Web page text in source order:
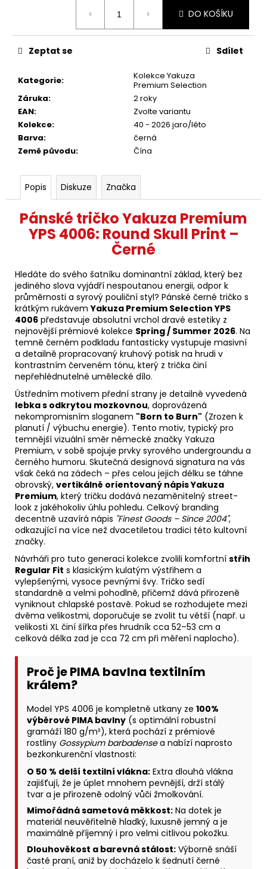
DO KOŠÍKU
Kategorie:
Kolekce Yakuza
Premium Selection
Záruka:
2 roky
EAN:
Zvolte variantu
Kolekce:
40 - 2026 jaro/léto
Barva:
černá
Země původu: Čína
Zeptat se Sdílet
Popis Diskuze Značka
Pánské tričko Yakuza Premium
YPS 4006: Round Skull Print –
Černé
Hledáte do svého šatníku dominantní základ, který bez
jediného slova vyjádří nespoutanou energii, odpor k
průměrnosti a syrový pouliční styl? Pánské černé tričko s
krátkým rukávemYakuza Premium Selection YPS
4006 představuje absolutní vrchol dravé estetiky z
nejnovější prémiové kolekce Spring / Summer 2026. Na
temně černém podkladu fantasticky vystupuje masivní
a detailně propracovaný kruhový potisk na hrudi v
kontrastním červeném tónu, který z trička činí
nepřehlédnutelné umělecké dílo.
Ústředním motivem přední strany je detailně vyvedená
lebka s odkrytou mozkovnou, doprovázená
nekompromisním sloganem "Born to Burn" (Zrozen k
planutí / výbuchu energie). Tento motiv, typický pro
temnější vizuální směr německé značky Yakuza
Premium, v sobě spojuje prvky syrového undergroundu a
černého humoru. Skutečná designová signatura na vás
však čeká na zádech – přes celou jejich délku se táhne
obrovský, vertikálně orientovaný nápis Yakuza
Premium, který tričku dodává nezaměnitelný street-
look z jakéhokoliv úhlu pohledu. Celkový branding
decentně uzavírá nápis "Finest Goods – Since 2004",
odkazující na více než dvacetiletou tradici této kultovní
značky.
Návrháři pro tuto generaci kolekce zvolili komfortní střih
Regular Fit s klasickým kulatým výstřihem a
vylepšenými, vysoce pevnými švy. Tričko sedí
standardně a velmi pohodlně, přičemž dává přirozeně
vyniknout chlapské postavě. Pokud se rozhodujete mezi
dvěma velikostmi, doporučuje se zvolit tu větší (např. u
velikosti XL činí šířka přes hrudník cca 52–53 cm a
celková délka zad je cca 72 cm při měření naplocho).
Proč je PIMA bavlna textilním
králem?
Model YPS 4006 je kompletně utkany ze 100%
výběrové PIMA bavlny (s optimální robustní
gramáží 180 g/m²), která pochází z prémiové
rostliny Gossypium barbadensea nabízí naprosto
bezkonkurenční vlastnosti:
O 50 % delší textilní vlákna: Extra dlouhá vlákna
zajišťují, že je úplet mnohem pevnější, drží stálý
tvar a je přirozeně odolný vůči žmolkování.
Mimořádná sametová měkkost: Na dotek je
materiál neuvěřitelně hladký, luxusně jemný a je
maximálně příjemný i pro velmi citlivou pokožku.
Dlouhověkost a barevná stálost: Výborně snáší
časté praní, aniž by docházelo k šednutí černé
848
Kč